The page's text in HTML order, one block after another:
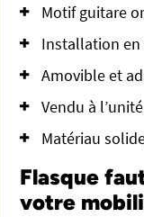
Motif guitare
Installation en
Amovible et
Vendu à
Matériau
Flasque
votre